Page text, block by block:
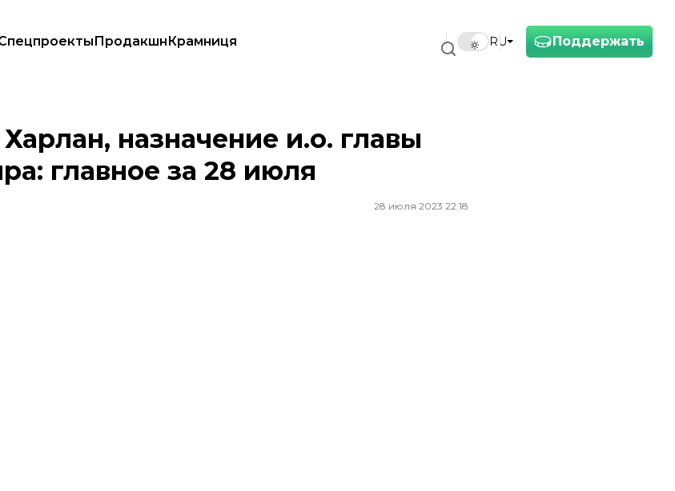
Поддержать
RU
ПродакшнКрамниця
Днепра: главное за 28 июля
назначение и.о. главы
главное за 28 июля
28 июля 2023 22:18